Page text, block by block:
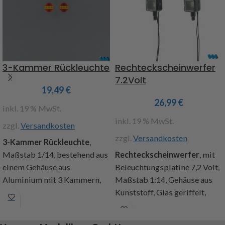
Diode für 12 Volt Betrieb,
Achtung : Nicht geeignet für
die MFC von Tamiya
907575 und 907052, Inhalt : 2
Art.Nr. 907184
3-Kammer Rückleuchte
19,49€
inkl. 19 % MwSt.
zzgl. Versandkosten
3-Kammer Rückleuchte,
Maßstab 1/14, bestehend aus
einem Gehäuse aus
Aluminium mit 3 Kammern,
Durchmesser ca. 11mm ,
Rechteckscheinwerfer
7.2Volt
26,99€
inkl. 19 % MwSt.
zzgl. Versandkosten
Rechteckscheinwerfer, mit
Beleuchtungsplatine 7,2 Volt,
Maßstab 1:14, Gehäuse aus
Kunststoff, Glas geriffelt,
Abm.: Gehäuse 8,5 x 8,5mm,